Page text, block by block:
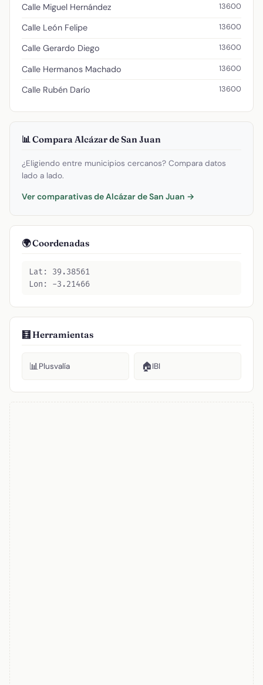
Calle Miguel Hernández 13600
Calle León Felipe 13600
Calle Gerardo Diego 13600
Calle Hermanos Machado 13600
Calle Rubén Darío 13600
📊 Compara Alcázar de San Juan
¿Eligiendo entre municipios cercanos? Compara datos
lado a lado.
Ver comparativas de Alcázar de San Juan →
🌍 Coordenadas
Lat: 39.38561
Lon: -3.21466
🧮 Herramientas
📊Plusvalía 🏠IBI